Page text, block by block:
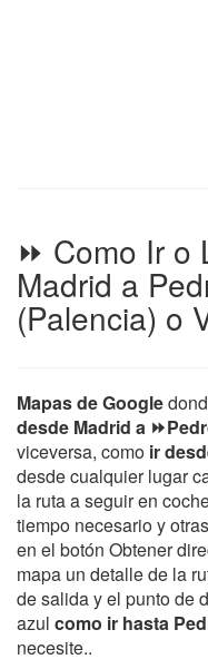
⏩ Como Ir o
Madrid a
(Palencia) o
Mapas de Google
desde Madrid a
viceversa, como ir
desde cualquier lugar
la ruta a seguir en
tiempo necesario y
en el botón Obtener
mapa un detalle de la
de salida y el punto de
azul como ir hasta
necesite..